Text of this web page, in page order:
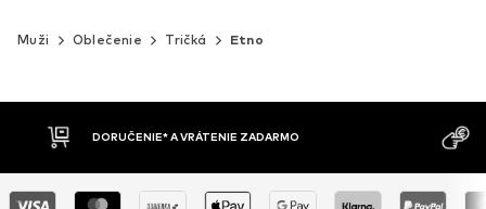
Muži Oblečenie Tričká Etno
DOBIERKA
MOŽNOSŤ